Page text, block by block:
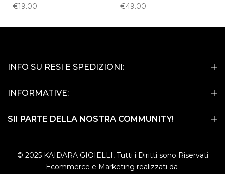
€19.00 €49.00
INFO SU RESI E SPEDIZIONI:
INFORMATIVE:
SII PARTE DELLA NOSTRA COMMUNITY!
© 2025 KAIDARA GIOIELLI, Tutti i Diritti sono Riservati
Ecommerce e Marketing realizzati da